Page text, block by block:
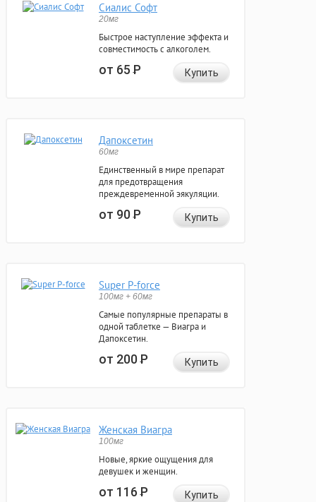
Сиалис Софт
20мг
Быстрое наступление эффекта и
совместимость с алкоголем.
от 65Р Купить
Дапоксетин
60мг
Единственный в мире препарат
для предотвращения
преждевременной эякуляции.
от 90Р Купить
Super P-force
100мг + 60мг
Самые популярные препараты в
одной таблетке — Виагра и
Дапоксетин.
от 200Р Купить
Женская Виагра
100мг
Новые, яркие ощущения для
девушек и женщин.
от 116Р Купить